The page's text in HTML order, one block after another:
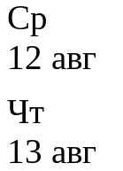
Ср
12 авг
Чт
13 авг